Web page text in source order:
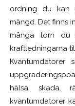
ordning du kan
mängd. Det finns
många torn du
kraftledningarna
Kvantumdatorer
hälsa, skada,
kvantumdatorer